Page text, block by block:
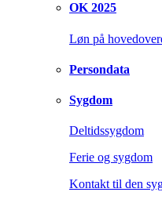
OK 2025
Løn på
Persondata
Sygdom
Deltidssygdom
Ferie og sygdom
Kontakt til den